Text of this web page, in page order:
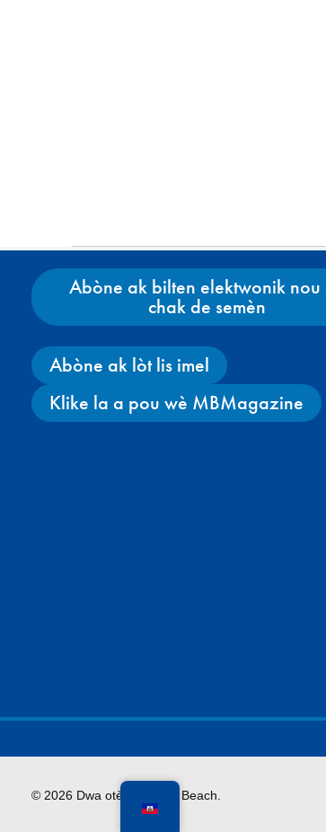
Abòne ak bilten elektwonik nou
chak de semèn
Abòne ak lòt lis imel
Klike la a pou wè MBMagazine
© 2026 Dwa otè Vil Miami Beach.